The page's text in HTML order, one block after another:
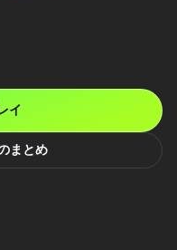
イ
まとめ